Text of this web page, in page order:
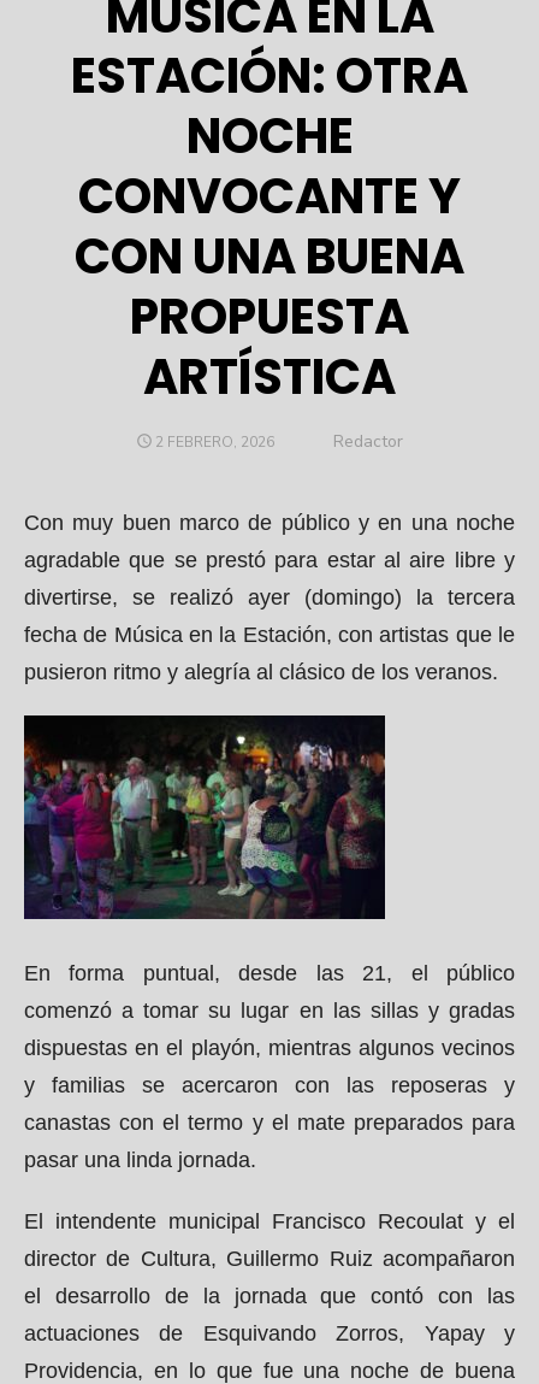
MÚSICA EN LA
ESTACIÓN: OTRA
NOCHE
CONVOCANTE Y
CON UNA BUENA
PROPUESTA
ARTÍSTICA
POSTED
2 FEBRERO, 2026 Author
Redactor
Con muy buen marco de público y en una noche
agradable que se prestó para estar al aire libre y
divertirse, se realizó ayer (domingo) la tercera
fecha de Música en la Estación, con artistas que le
pusieron ritmo y alegría al clásico de los veranos.
En forma puntual, desde las 21, el público
comenzó a tomar su lugar en las sillas y gradas
dispuestas en el playón, mientras algunos vecinos
y familias se acercaron con las reposeras y
canastas con el termo y el mate preparados para
pasar una linda jornada.
El intendente municipal Francisco Recoulat y el
director de Cultura, Guillermo Ruiz acompañaron
el desarrollo de la jornada que contó con las
actuaciones de Esquivando Zorros, Yapay y
Providencia, en lo que fue una noche de buena